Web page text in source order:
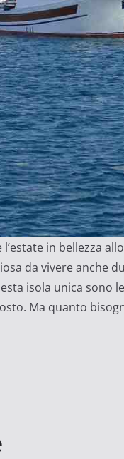
in bellezza
da vivere anche
isola unica sono
Ma quanto